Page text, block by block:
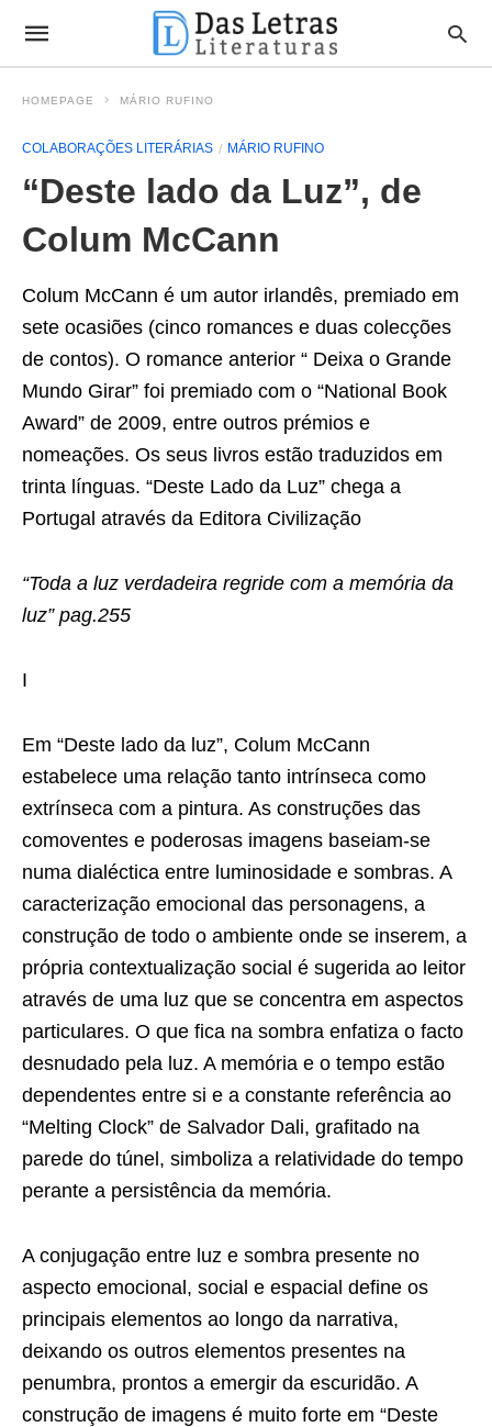
HOMEPAGE MÁRIO RUFINO
COLABORAÇÕES LITERÁRIAS MÁRIO RUFINO
“Deste lado da Luz”, de
Colum McCann
Colum McCann é um autor irlandês, premiado em
sete ocasiões (cinco romances e duas colecções
de contos). O romance anterior “ Deixa o Grande
Mundo Girar” foi premiado com o “National Book
Award” de 2009, entre outros prémios e
nomeações. Os seus livros estão traduzidos em
trinta línguas. “Deste Lado da Luz” chega a
Portugal através da Editora Civilização
“Toda a luz verdadeira regride com a memória da
luz” pag.255
I
Em “Deste lado da luz”, Colum McCann
estabelece uma relação tanto intrínseca como
extrínseca com a pintura. As construções das
comoventes e poderosas imagens baseiam-se
numa dialéctica entre luminosidade e sombras. A
caracterização emocional das personagens, a
construção de todo o ambiente onde se inserem, a
própria contextualização social é sugerida ao leitor
através de uma luz que se concentra em aspectos
particulares. O que fica na sombra enfatiza o facto
desnudado pela luz. A memória e o tempo estão
dependentes entre si e a constante referência ao
“Melting Clock” de Salvador Dali, grafitado na
parede do túnel, simboliza a relatividade do tempo
perante a persistência da memória.
A conjugação entre luz e sombra presente no
aspecto emocional, social e espacial define os
principais elementos ao longo da narrativa,
deixando os outros elementos presentes na
penumbra, prontos a emergir da escuridão. A
construção de imagens é muito forte em “Deste